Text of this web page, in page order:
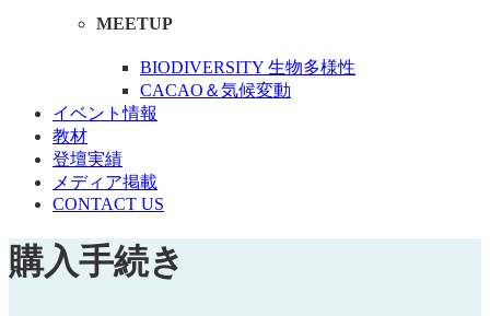
MEETUP
BIODIVERSITY 生物多様性
CACAO＆気候変動
イベント情報
教材
登壇実績
メディア掲載
CONTACT US
購入手続き